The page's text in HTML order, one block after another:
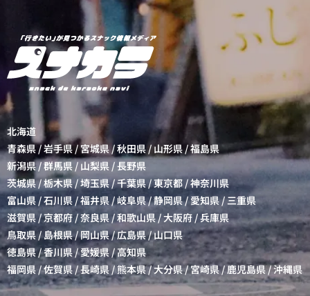
北海道
青森県/岩手県/宮城県/秋田県 / 山形県/福島県
新潟県/群馬県 / 山梨県 /長野県
茨城県 /栃木県/埼玉県/千葉県/東京都 /神奈川県
富山県 /石川県 /福井県/岐阜県/静岡県/愛知県/三重県
滋賀県/京都府/奈良県 /和歌山県/大阪府 /兵庫県
鳥取県 / 島根県/岡山県/広島県/山口県
徳島県/香川県/愛媛県 /高知県
福岡県 /佐賀県 /長崎県/熊本県/大分県/宮崎県/鹿児島県/沖縄県